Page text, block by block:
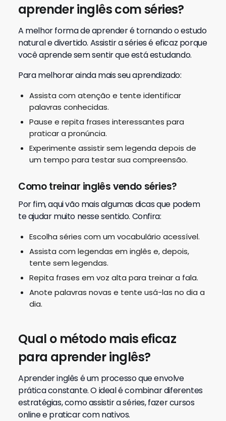
aprender inglês com séries?
A melhor forma de aprender é tornando o estudo
natural e divertido. Assistir a séries é eficaz porque
você aprende sem sentir que está estudando.
Para melhorar ainda mais seu aprendizado:
Assista com atenção e tente identificar
palavras conhecidas.
Pause e repita frases interessantes para
praticar a pronúncia.
Experimente assistir sem legenda depois de
um tempo para testar sua compreensão.
Como treinar inglês vendo séries?
Por fim, aqui vão mais algumas dicas que podem
te ajudar muito nesse sentido. Confira:
Escolha séries com um vocabulário acessível.
Assista com legendas em inglês e, depois,
tente sem legendas.
Repita frases em voz alta para treinar a fala.
Anote palavras novas e tente usá-las no dia a
dia.
Qual o método mais eficaz
para aprender inglês?
Aprender inglês é um processo que envolve
prática constante. O ideal é combinar diferentes
estratégias, como assistir a séries, fazer cursos
online e praticar com nativos.